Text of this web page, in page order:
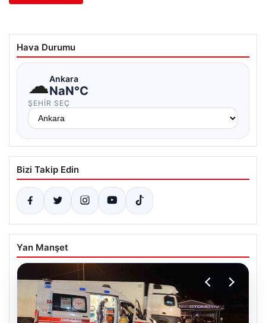
Hava Durumu
☁Ankara
NaN°C
ŞEHIR SEÇ
Bizi Takip Edin
Yan Manşet